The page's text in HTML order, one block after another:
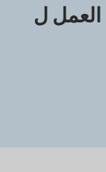
العمل ل